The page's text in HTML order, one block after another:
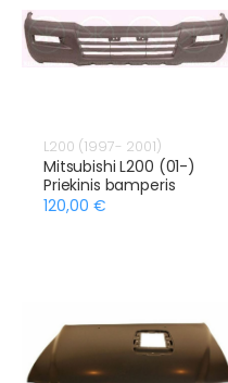
L200 (1997- 2001)
Mitsubishi L200 (01-)
Priekinis bamperis
120,00 €